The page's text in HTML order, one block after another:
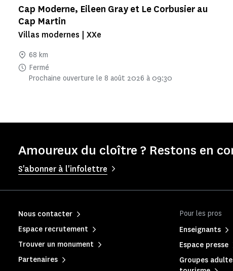
Cap Moderne, Eileen Gray et Le Corbusier au
Cap Martin
Villas modernes | XXe
68 km
Fermé
Prochaine ouverture le 8 août 2026 à 09:30
Amoureux du cloître ? Restons en
S'abonner à l'infolettre
Pour les pros
Enseignants
Espace presse
Groupes
Nous contacter
Espace recrutement
Trouver un monument
Partenaires